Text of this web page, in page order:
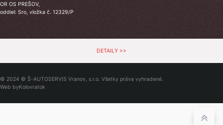
OR OS PREŠOV,
oddiel: Sro, vložka č. 12329/P
DETAILY >>
© 2024 © Š-AUTOSERVIS Vranov, s.r.o. Všetky práva vyhradené.
Web byKolovratok